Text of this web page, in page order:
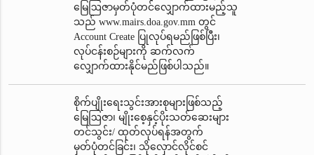
မြေဩဇာမှတ်ပုံတင်‌လျှောက်ထားမည့်သူ
သည် www.mairs.doa.gov.mm တွင်
Account Create ပြုလုပ်ရမည်ဖြစ်ပြီး၊
လုပ်ငန်းစဉ်များကို ဆက်လက်
လျှောက်ထားနိုင်မည်ဖြစ်ပါသည်။
စိုက်ပျိုးရေးသွင်းအားစုများဖြစ်သည့်
မြေဩဇာ၊ မျိုးစေ့နှင့်ပိုးသတ်ဆေးများ
တင်သွင်း/ ထုတ်လုပ်ရန်အတွက်
မှတ်ပုံတင်ခြင်း၊ သိုလှောင်လိုင်စင်